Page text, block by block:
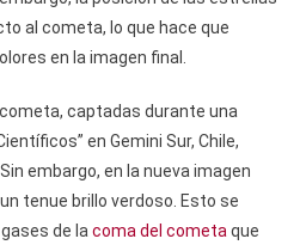
al cometa, lo que hace que
en la imagen final.
captadas durante una
en Gemini Sur, Chile,
embargo, en la nueva imagen
tenue brillo verdoso. Esto se
de la coma del cometa que